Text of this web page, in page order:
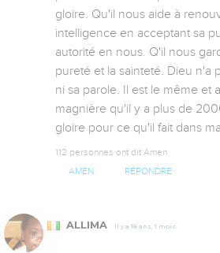
gloire. Qu'il nous aide à
intelligence en acceptant sa
autorité en nous. Q'il nous
pureté et la sainteté. Dieu n'a
ni sa parole. Il est le même et
magnière qu'il y a plus de
gloire pour ce qu'il fait dans
112 personnes ont dit Amen
AMEN RÉPONDRE
ALLIMA Il y a 18 ans, 1 mois